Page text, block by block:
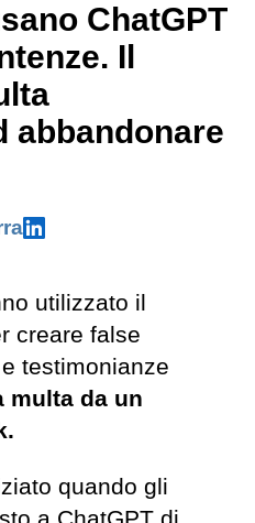
ChatGPT
Il
abbandonare
utilizzato il
creare false
testimonianze
multa da un
quando gli